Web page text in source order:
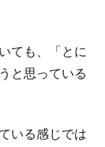
ても、「とに
と思っている
いる感じでは